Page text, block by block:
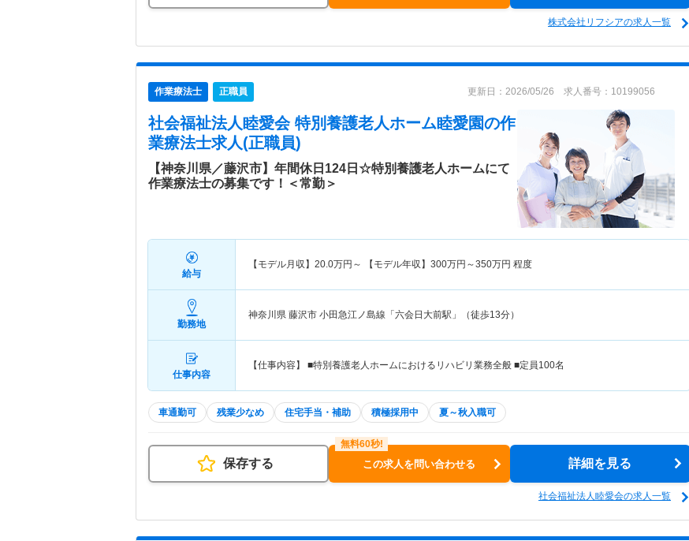
株式会社リフシアの求人一覧
作業療法士 正職員 更新日：2026/05/26 求人番号：10199056
社会福祉法人睦愛会 特別養護老人ホーム睦愛園の作
業療法士求人(正職員)
【神奈川県／藤沢市】年間休日124日☆特別養護老人ホームにて
作業療法士の募集です！＜常勤＞
給与
【モデル月収】 20.0万円～ 【モデル年収】 300万円～350万円 程度
勤務地
神奈川県 藤沢市 小田急江ノ島線「六会日大前駅」（徒歩13分）
仕事内容
【仕事内容】 ■特別養護老人ホームにおけるリハビリ業務全般 ■定員100名
車通勤可 残業少なめ 住宅手当・補助 積極採用中 夏～秋入職可
保存する この求人を問い合わせる 詳細を見る
社会福祉法人睦愛会の求人一覧